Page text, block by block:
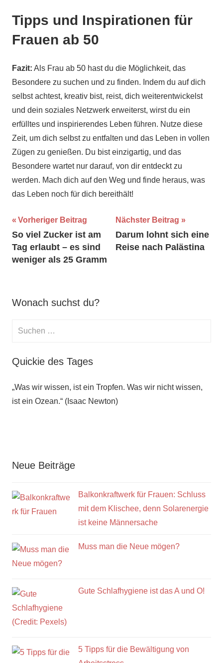
Tipps und Inspirationen für
Frauen ab 50
Fazit: Als Frau ab 50 hast du die Möglichkeit, das
Besondere zu suchen und zu finden. Indem du auf dich
selbst achtest, kreativ bist, reist, dich weiterentwickelst
und dein soziales Netzwerk erweiterst, wirst du ein
erfülltes und inspirierendes Leben führen. Nutze diese
Zeit, um dich selbst zu entfalten und das Leben in vollen
Zügen zu genießen. Du bist einzigartig, und das
Besondere wartet nur darauf, von dir entdeckt zu
werden. Mach dich auf den Weg und finde heraus, was
das Leben noch für dich bereithält!
Beitragsnavigation
Vorheriger Beitrag
So viel Zucker ist am
Tag erlaubt – es sind
weniger als 25 Gramm
Nächster Beitrag
Darum lohnt sich eine
Reise nach Palästina
Wonach suchst du?
Suchen
Quickie des Tages
„Was wir wissen, ist ein Tropfen. Was wir nicht wissen,
ist ein Ozean.“ (Isaac Newton)
Neue Beiträge
Balkonkraftwerk für Frauen: Schluss
mit dem Klischee, denn Solarenergie
ist keine Männersache
Muss man die Neue mögen?
Gute Schlafhygiene ist das A und O!
5 Tipps für die Bewältigung von